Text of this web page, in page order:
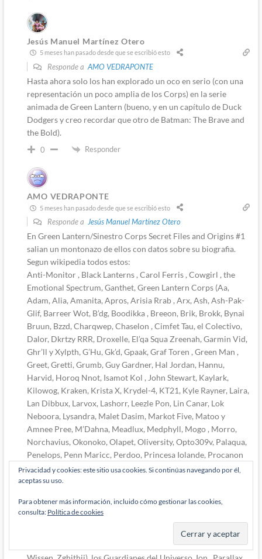
Jesús Manuel Martínez Otero
5 meses han pasado desde que se escribió esto
Responde a AMO VEDRAPONTE
Hasta ahora solo los han explorado un oco en serio (con una
representación un poco amplia de los Corps) en la serie
animada de Green Lantern (bueno, y en un capítulo de Duck
Dodgers y creo recordar que otro de Batman: The Brave and
the Bold).
0 Responder
AMO VEDRAPONTE
5 meses han pasado desde que se escribió esto
Responde a Jesús Manuel Martínez Otero
En Green Lantern/Sinestro Corps Secret Files and Origins #1
salian un montonazo de ellos con datos sobre su biografia.
Segun wikipedia todos estos:
Anti-Monitor , Black Lanterns , Carol Ferris , Cowgirl , the
Emotional Spectrum, Ganthet, Green Lantern Corps (Aa,
Adam, Alia, Amanita, Apros, Arisia Rrab , Arx, Ash, Ash-Pak-
Glif, Barreer Wot, B’dg, Boodikka , Breeon, Brik, Brokk, Bynai
Bruun, Bzzd, Charqwep, Chaselon , Cimfet Tau, el Colectivo,
Dalor, Dkrtzy RRR, Droxelle, El’qa Squa Zreenah, Garmin Vid,
Ghr’ll y Xylpth, G’Hu, Gk’d, Gpaak, Graf Toren , Green Man ,
Greet, Gretti, Grumb, Guy Gardner, Hal Jordan, Hannu,
Harvid, Horoq Nnot, Isamot Kol , John Stewart, Kaylark,
Kilowog, Kraken, Krista X, Krydel-4, KT21, Kyle Rayner, Laira,
Lan Dibbux, Larvox, Lashorr, Leezle Pon, Lin Canar, Lok
Neboora, Lysandra, Malet Dasim, Markot Five, Matoo y
Amnee Pree, M’Dahna, Meadlux, Medphyll, Mogo , Morro,
Norchavius, Okonoko, Olapet, Oliversity, Opto309v, Palaqua,
Penelops, Penn Maricc, Perdoo, Princesa Iolande, Procanon
Kaa, Raker Qarrigat , R’amey Holl, Rees-Van, Relok Hag,
Remnant Nod, Rori Stroh, Rot Lop Fan , RRU-9-2, Saarek,
Deeter, Skirl, Skyrd, Sodam Yat , Soranik Natu , Spol, Stel ,
Symon Terrynce, Taa, Tagort, Tahr, Talmadge, T-Cher, Tomar-Tu
, Tomy-Fai, Torquemada, Tuebeen, Turytt , Umitu, Vandor,
Varix, Vath Sarn, Venizz, Vode-M, Volk, Von Daggle, Voz,
Privacidad y cookies: este sitio usa cookies. Si continúas navegando por él,
aceptas su uso.
Para obtener más información, incluido cómo gestionar las cookies,
consulta: Política de cookies